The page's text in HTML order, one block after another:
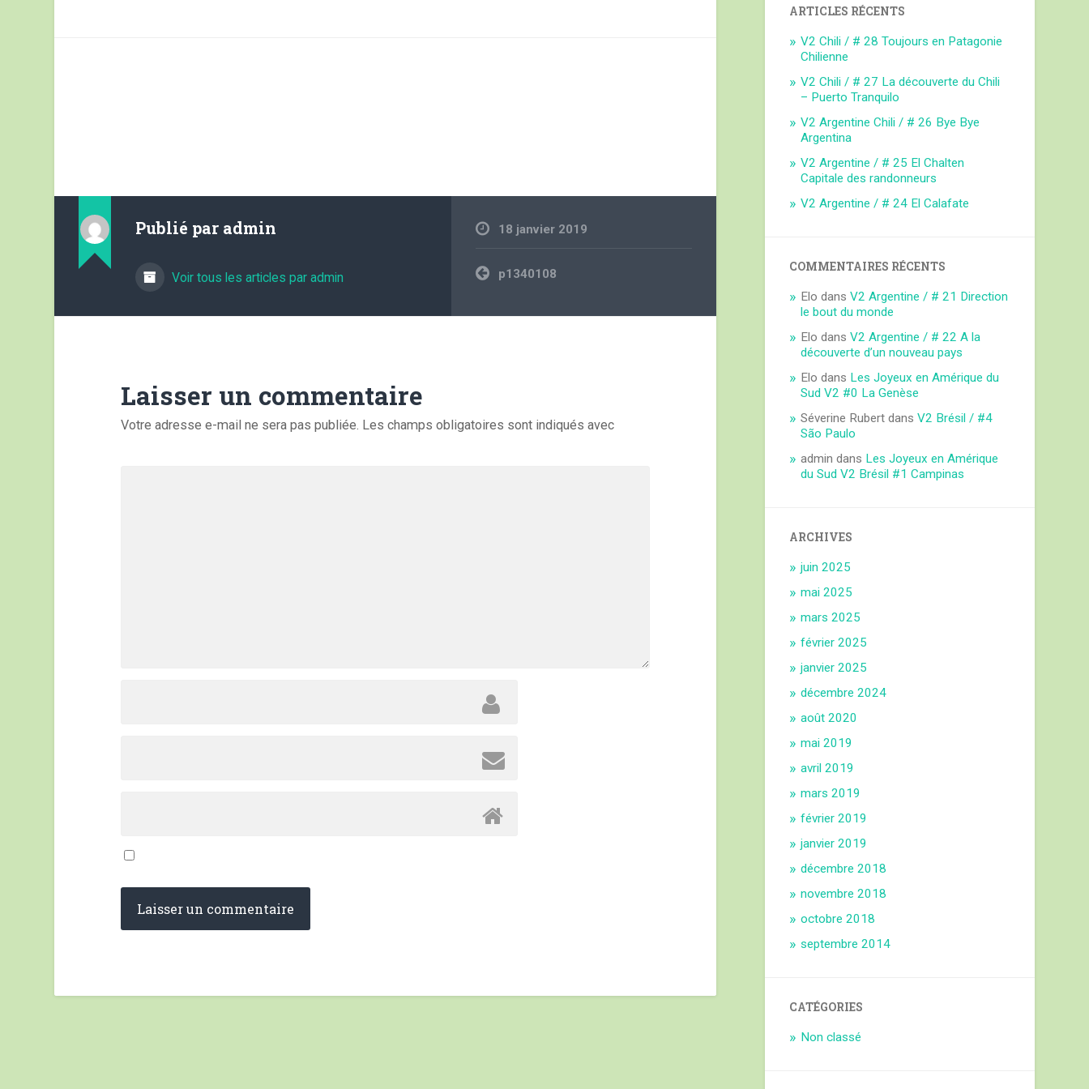
Publié par admin
Voir tous les articles par admin
18 janvier 2019
Navigation
de
p1340108
Laisser un commentaire
Votre adresse e-mail ne sera pas publiée. Les champs obligatoires sont indiqués avec
ARTICLES RÉCENTS
V2 Chili / # 28 Toujours en Patagonie
Chilienne
V2 Chili / # 27 La découverte du Chili
– Puerto Tranquilo
V2 Argentine Chili / # 26 Bye Bye
Argentina
V2 Argentine / # 25 El Chalten
Capitale des randonneurs
V2 Argentine / # 24 El Calafate
COMMENTAIRES RÉCENTS
Elo dansV2 Argentine / # 21 Direction
le bout du monde
Elo dansV2 Argentine / # 22 A la
découverte d’un nouveau pays
Elo dans Les Joyeux en Amérique du
Sud V2 #0 La Genèse
Séverine Rubert dansV2 Brésil / #4
São Paulo
admin dans Les Joyeux en Amérique
du Sud V2 Brésil #1 Campinas
ARCHIVES
juin 2025
mai 2025
mars 2025
février 2025
janvier 2025
décembre 2024
août 2020
mai 2019
avril 2019
mars 2019
février 2019
janvier 2019
décembre 2018
novembre 2018
octobre 2018
septembre 2014
CATÉGORIES
Non classé